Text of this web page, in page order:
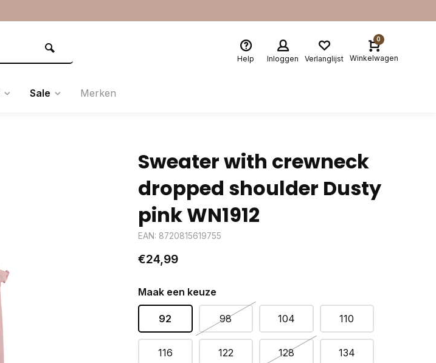
Help Inloggen Verlanglijst
0
Winkelwagen
Sale Merken
Sweater with crewneck
dropped shoulder Dusty
pink WN1912
EAN: 8720815619755
€24,99
Maak een keuze
92 98 104 110
116 122 128 134